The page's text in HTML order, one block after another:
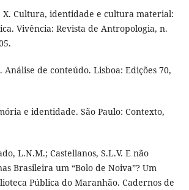
X. Cultura, identidade e cultura material:
Vivência: Revista de Antropologia, n.
de conteúdo. Lisboa: Edições 70,
e identidade. São Paulo: Contexto,
L.N.M.; Castellanos, S.L.V. E não
Brasileira um “Bolo de Noiva”? Um
Pública do Maranhão. Cadernos de